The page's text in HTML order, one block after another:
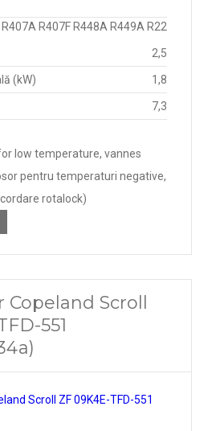
R407F R448A R449A R22
2,5
(kW) 1,8
7,3
low temperature, vannes
pentru temperaturi negative,
rotalock)
Copeland Scroll
551